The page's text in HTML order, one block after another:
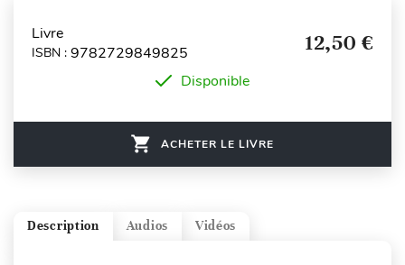
Livre
ISBN : 9782729849825 12,50 €
Disponible
ACHETER LE LIVRE
Vidéos
Audios
Description